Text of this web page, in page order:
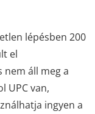
lépésben 200
el
nem áll meg a
UPC van,
ingyen a